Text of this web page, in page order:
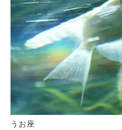
うお座